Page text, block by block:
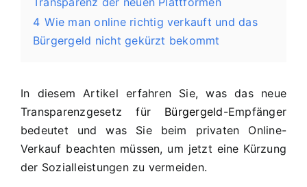
4 Wie man online richtig verkauft und das
Bürgergeld nicht gekürzt bekommt
In diesem Artikel erfahren Sie, was das neue
Transparenzgesetz für Bürgergeld-Empfänger
bedeutet und was Sie beim privaten Online-
Verkauf beachten müssen, um jetzt eine Kürzung
der Sozialleistungen zu vermeiden.